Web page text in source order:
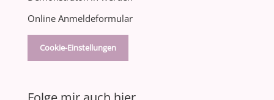
Online Anmeldeformular
Cookie-Einstellungen